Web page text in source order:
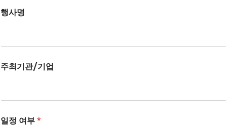
행사명
주최기관/기업
일정 여부 *